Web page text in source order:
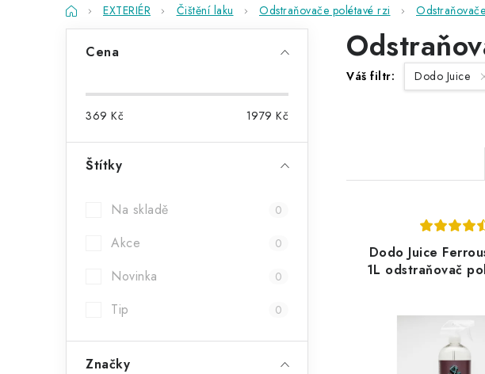
DomůEXTERIÉR Čištění laku Odstraňovače polétavé rzi
t
a
Cena
369 Kč 1979 Kč
Štítky
Na skladě 0
Akce 0
Novinka 0
Tip 0
Značky
Váš filtr: Dodo Juice
a
Dodo Juice
1L odstraňovač